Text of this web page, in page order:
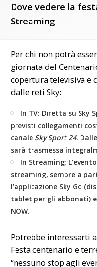
Dove vedere la
Streaming
Per chi non potrà
giornata del
copertura televisiva e
dalle reti Sky:
In TV: Diretta su Sky
previsti collegamenti
canale Sky Sport 24.
sarà trasmessa
In Streaming:
streaming, sempre a
l’applicazione Sky Go
tablet per gli abbonati)
NOW.
Potrebbe interessarti
Festa centenario e
“nessuno stop agli